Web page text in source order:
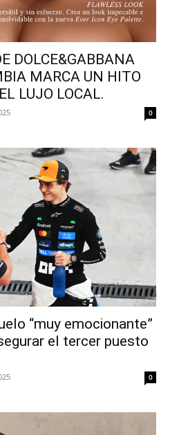
DOLCE&GABBANA
MARCA UN HITO
LUJO LOCAL.
0
“muy emocionante”
el tercer puesto
0